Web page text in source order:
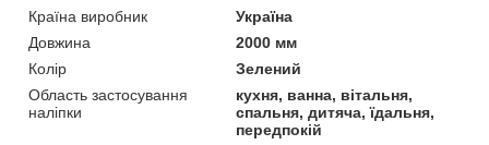
Країна виробник
Україна
Довжина
2000 мм
Колір
Зелений
Область застосування
наліпки
кухня, ванна, вітальня,
спальня, дитяча, їдальня,
передпокій